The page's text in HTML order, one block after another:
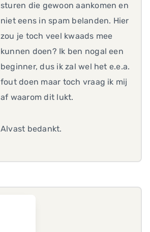
sturen die gewoon aankomen en
niet eens in spam belanden. Hier
zou je toch veel kwaads mee
kunnen doen? Ik ben nogal een
beginner, dus ik zal wel het e.e.a.
fout doen maar toch vraag ik mij
af waarom dit lukt.
Alvast bedankt.